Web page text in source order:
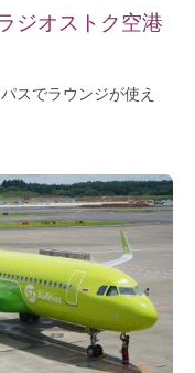
ジオストク空港
スでラウンジが使え